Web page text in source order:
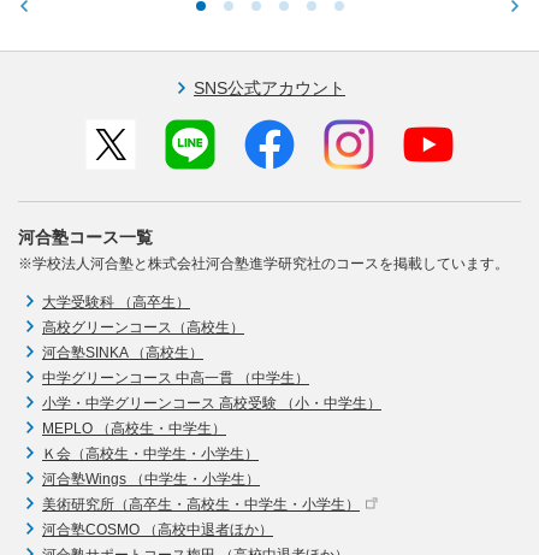
SNS公式アカウント
河合塾コース一覧
※学校法人河合塾と株式会社河合塾進学研究社のコースを掲載しています。
大学受験科 （高卒生）
高校グリーンコース（高校生）
河合塾SINKA （高校生）
中学グリーンコース 中高一貫 （中学生）
小学・中学グリーンコース 高校受験 （小・中学生）
MEPLO （高校生・中学生）
Ｋ会（高校生・中学生・小学生）
河合塾Wings （中学生・小学生）
美術研究所（高卒生・高校生・中学生・小学生）
河合塾COSMO （高校中退者ほか）